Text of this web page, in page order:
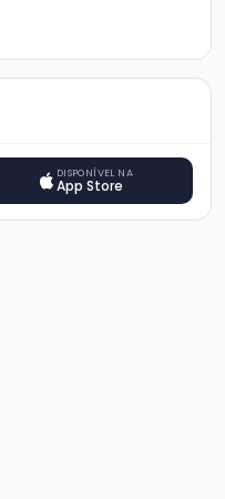
DISPONÍVEL NA
App Store